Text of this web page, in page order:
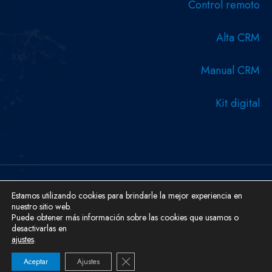
Control remoto
Alta CRM
Manual CRM
Kit digital
Copyright © 2026 Diseñado y desarrollado por Serboweb
Ingeniería Informática.
Aviso Legal
Política De Privacidad
Estamos utilizando cookies para brindarle la mejor experiencia en
nuestro sitio web.
Puede obtener más información sobre las cookies que usamos o
desactivarlas en
ajustes.
Aceptar Ajustes Cerrar el banner de cookies RGPD